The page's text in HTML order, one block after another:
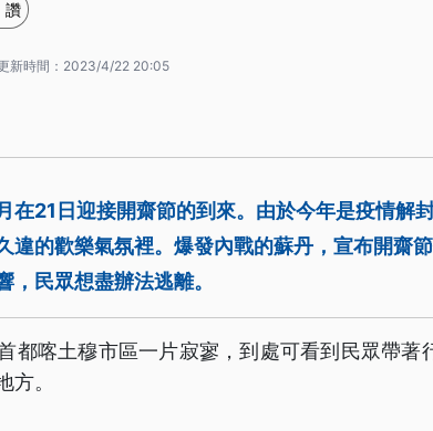
讚
新時間： 2023/4/22 20:05
在21日迎接開齋節的到來。由於今年是疫情解
違的歡樂氣氛裡。爆發內戰的蘇丹，宣布開齋
，民眾想盡辦法逃離。
都喀土穆市區一片寂寥，到處可看到民眾帶著
方。